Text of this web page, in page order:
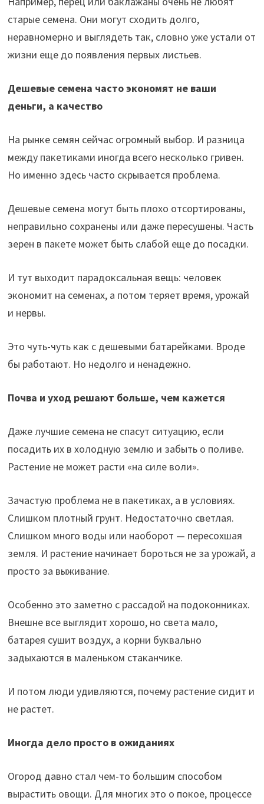
старые семена. Они могут сходить долго,
неравномерно и выглядеть так, словно уже устали от
жизни еще до появления первых листьев.
Дешевые семена часто экономят не ваши
деньги, а качество
На рынке семян сейчас огромный выбор. И разница
между пакетиками иногда всего несколько гривен.
Но именно здесь часто скрывается проблема.
Дешевые семена могут быть плохо отсортированы,
неправильно сохранены или даже пересушены. Часть
зерен в пакете может быть слабой еще до посадки.
И тут выходит парадоксальная вещь: человек
экономит на семенах, а потом теряет время, урожай
и нервы.
Это чуть-чуть как с дешевыми батарейками. Вроде
бы работают. Но недолго и ненадежно.
Почва и уход решают больше, чем кажется
Даже лучшие семена не спасут ситуацию, если
посадить их в холодную землю и забыть о поливе.
Растение не может расти «на силе воли».
Зачастую проблема не в пакетиках, а в условиях.
Слишком плотный грунт. Недостаточно светлая.
Слишком много воды или наоборот — пересохшая
земля. И растение начинает бороться не за урожай, а
просто за выживание.
Особенно это заметно с рассадой на подоконниках.
Внешне все выглядит хорошо, но света мало,
батарея сушит воздух, а корни буквально
задыхаются в маленьком стаканчике.
И потом люди удивляются, почему растение сидит и
не растет.
Иногда дело просто в ожиданиях
Огород давно стал чем-то большим способом
вырастить овощи. Для многих это о покое, процессе